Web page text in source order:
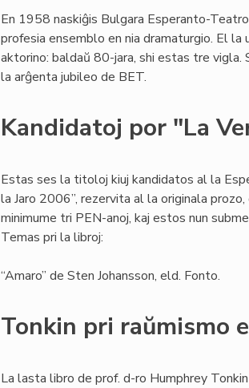
En 1958 naskiĝis Bulgara Esperanto-
profesia ensemblo en nia dramaturgio. El la
aktorino: baldaŭ 80-jara, shi estas tre vigla.
la arĝenta jubileo de BET.
Kandidatoj por "La
Estas ses la titoloj kiuj kandidatos al la
la Jaro 2006”, rezervita al la originala
minimume tri PEN-anoj, kaj estos nun
Temas pri la libroj:
“Amaro” de Sten Johansson, eld. Fonto.
Tonkin pri raŭmismo
La lasta libro de prof. d-ro Humphrey